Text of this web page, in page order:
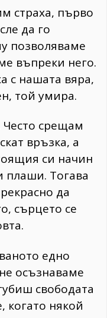
страха, първо
да го
позволяваме
въпреки него.
с нашата вяра,
той умира.
Често срещам
връзка, а
си начин
плаши. Тогава
да
сърцето се
едно
осъзнаваме
свободата
когато някой